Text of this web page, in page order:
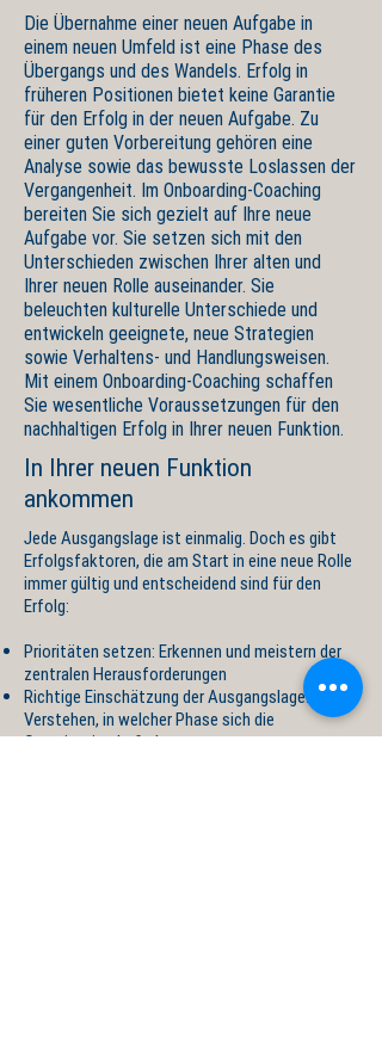
Die Übernahme einer neuen Aufgabe in
einem neuen Umfeld ist eine Phase des
Übergangs und des Wandels. Erfolg in
früheren Positionen bietet keine Garantie
für den Erfolg in der neuen Aufgabe. Zu
einer guten Vorbereitung gehören eine
Analyse sowie das bewusste Loslassen der
Vergangenheit. Im Onboarding-Coaching
bereiten Sie sich gezielt auf Ihre neue
Aufgabe vor. Sie setzen sich mit den
Unterschieden zwischen Ihrer alten und
Ihrer neuen Rolle auseinander. Sie
beleuchten kulturelle Unterschiede und
entwickeln geeignete, neue Strategien
sowie Verhaltens- und Handlungsweisen.
Mit einem Onboarding-Coaching schaffen
Sie wesentliche Voraussetzungen für den
nachhaltigen Erfolg in Ihrer neuen Funktion.
In Ihrer neuen Funktion
ankommen
Jede Ausgangslage ist einmalig. Doch es gibt
Erfolgsfaktoren, die am Start in eine neue Rolle
immer gültig und entscheidend sind für den
Erfolg:
Prioritäten setzen: Erkennen und meistern der
zentralen Herausforderungen
Richtige Einschätzung der Ausgangslage:
Verstehen, in welcher Phase sich die
Organisation befindet